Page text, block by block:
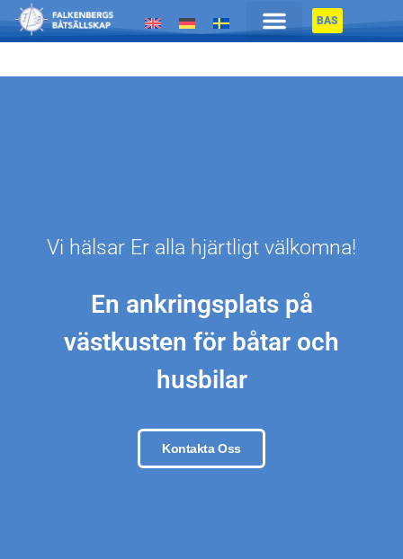
BAS
Vi hälsar Er alla hjärtligt välkomna!
En ankringsplats på
västkusten för båtar och
husbilar
Kontakta Oss